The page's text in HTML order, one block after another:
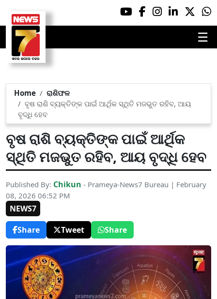
☰
Home
ରାଶିଫଳ
ବୃଷ ରାଶି ବ୍ୟକ୍ତିଙ୍କ ପାଇଁ ଆର୍ଥିକ ସ୍ଥିତି ମଜଭୁତ ରହିବ, ଆୟ
ବୃଦ୍ଧି ହେବ
ବୃଷ ରାଶି ବ୍ୟକ୍ତିଙ୍କ ପାଇଁ ଆର୍ଥିକ
ସ୍ଥିତି ମଜଭୁତ ରହିବ, ଆୟ ବୃଦ୍ଧି ହେବ
Published By: Chikun - Prameya-News7 Bureau | February
08, 2026 06:52 PM
NEWS7
Share
Tweet Share